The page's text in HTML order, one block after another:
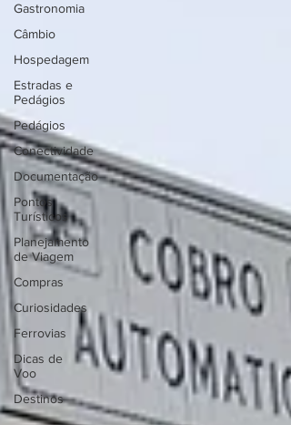
Gastronomia
Câmbio
Hospedagem
Estradas e
Pedágios
Pedágios
Conectividade
Documentação
Pontos
Turísticos
Planejamento
de Viagem
Compras
Curiosidades
Ferrovias
Dicas de
Voo
Destinos